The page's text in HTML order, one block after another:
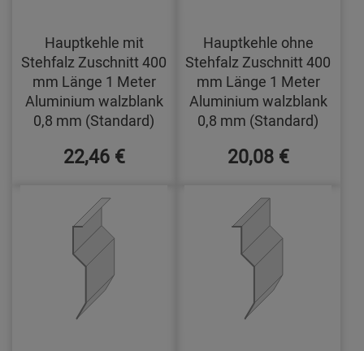
Hauptkehle mit
Stehfalz Zuschnitt 400
mm Länge 1 Meter
Aluminium walzblank
0,8 mm (Standard)
22,46 €
Hauptkehle ohne
Stehfalz Zuschnitt 400
mm Länge 1 Meter
Aluminium walzblank
0,8 mm (Standard)
20,08 €